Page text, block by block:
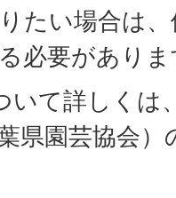
たい場合は
必要があり
いて詳しくは
県園芸協会